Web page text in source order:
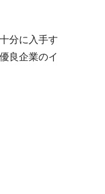
分に入手す
良企業のイ